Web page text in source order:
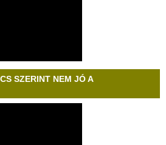
SZERINT NEM JÓ A